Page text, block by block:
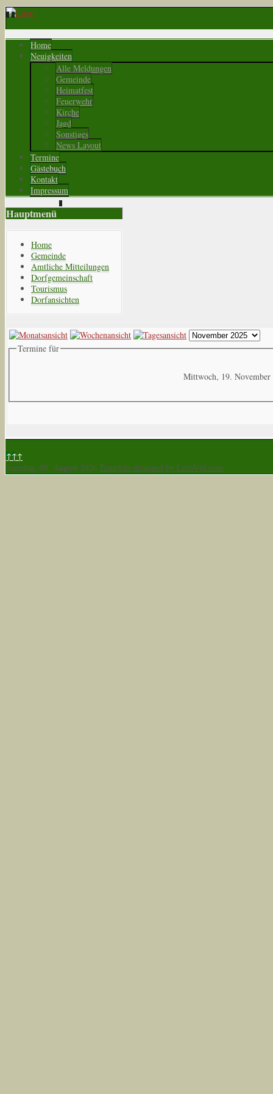
Home
Neuigkeiten
Alle Meldungen
Gemeinde
Heimatfest
Feuerwehr
Kirche
Jagd
Sonstiges
News Layout
Termine
Gästebuch
Kontakt
Impressum
Hauptmenü
Home
Gemeinde
Amtliche Mitteilungen
Dorfgemeinschaft
Tourismus
Dorfansichten
Termine für
Mittwoch, 19. November
↑↑↑
Samstag, 08. August 2026 Template designed by LernVid.com